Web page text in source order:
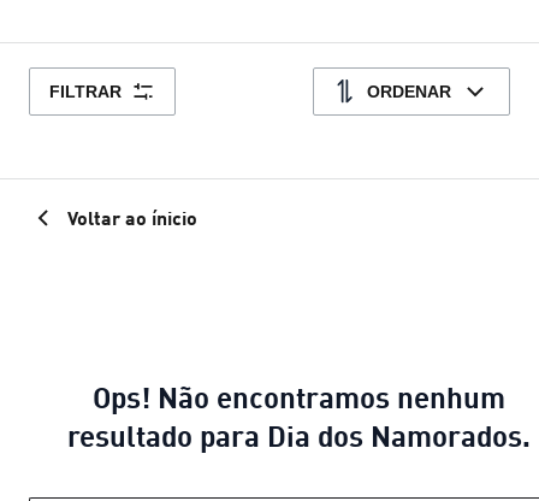
FILTRAR ORDENAR
Voltar ao ínicio
Ops! Não encontramos nenhum
resultado para Dia dos Namorados.